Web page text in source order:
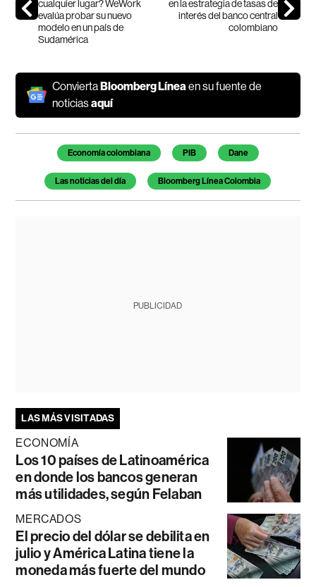
cualquier lugar? WeWork
evalúa probar su nuevo
modelo en un país de
Sudamérica
en la estrategia de tasas de
interés del banco central
colombiano
ConviertaBloomberg Línea en su fuente de
noticiasaquí
Temas de este artículo
Economía colombiana PIB Dane
Las noticias del día Bloomberg Línea Colombia
PUBLICIDAD
LAS MÁS VISITADAS
ECONOMÍA
Los 10 países de Latinoamérica
en donde los bancos generan
más utilidades, según Felaban
MERCADOS
El precio del dólar se debilita en
julio y América Latina tiene la
moneda más fuerte del mundo